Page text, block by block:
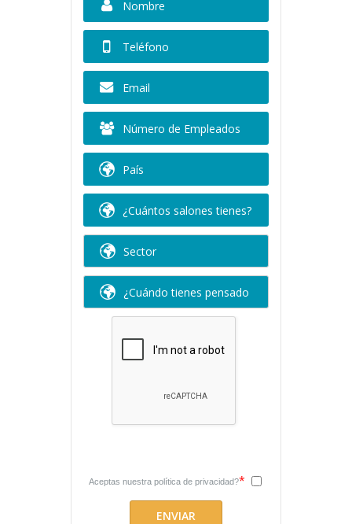
Aceptas nuestra política de privacidad?*